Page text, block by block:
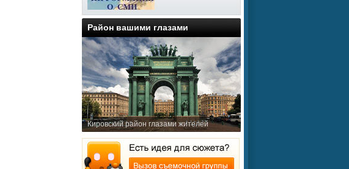
Район вашими глазами
Кировский район глазами жителей
Сайт доступен для
мобильных устройств